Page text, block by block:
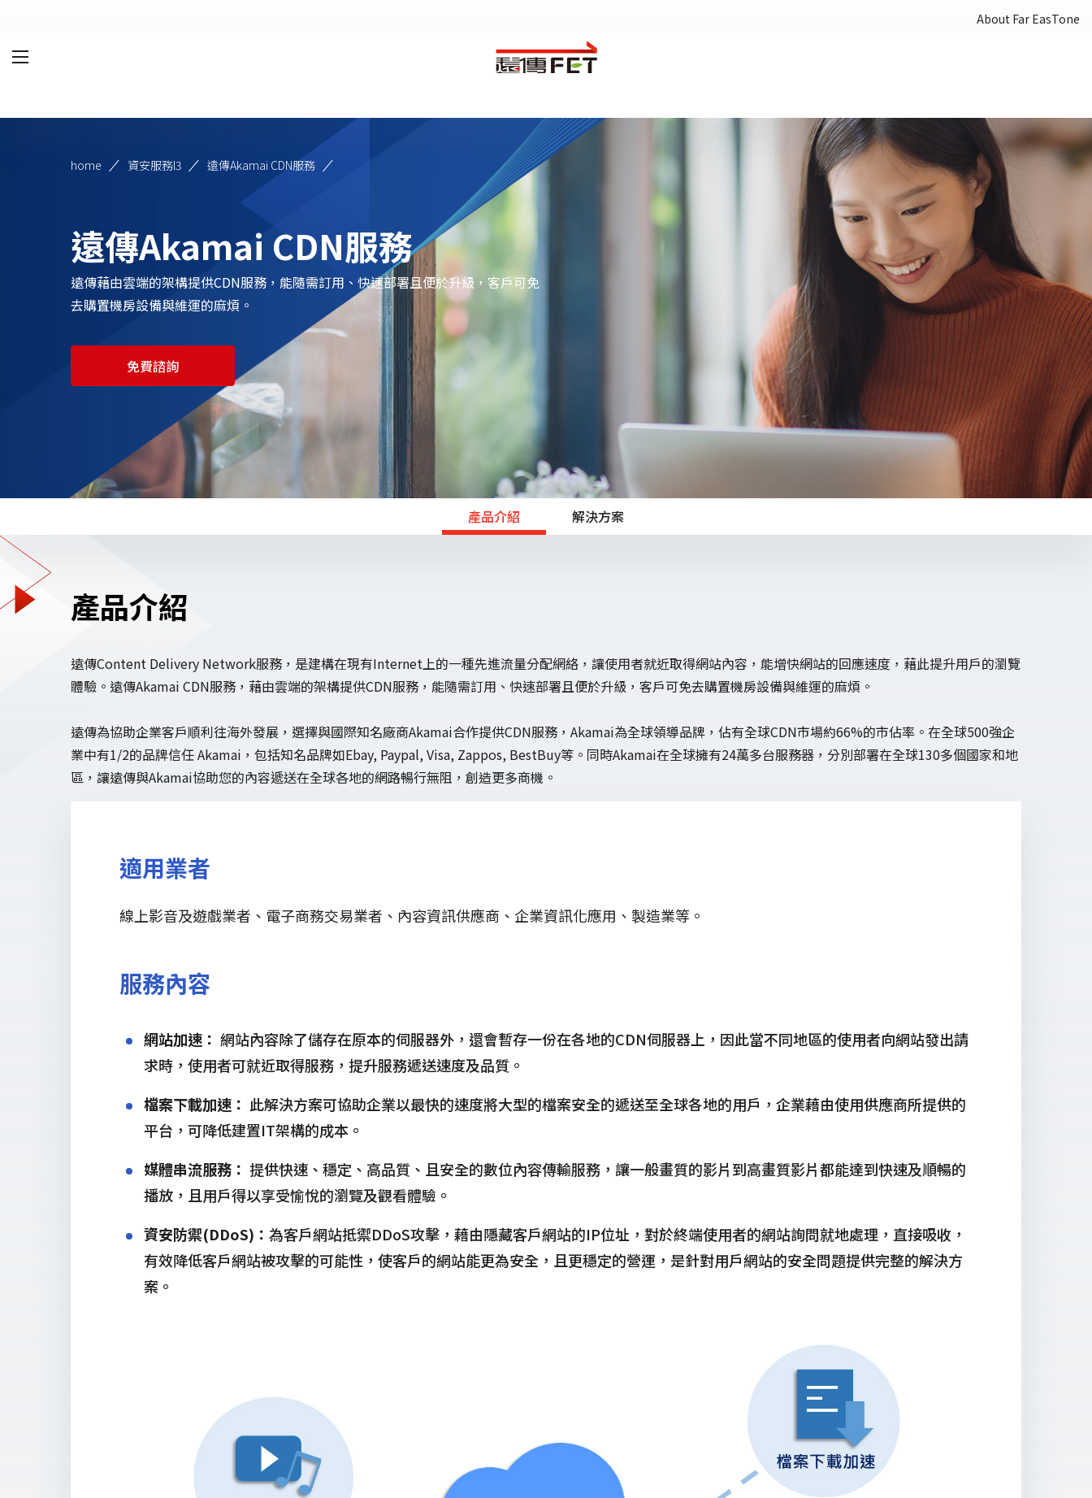
About Far EasTone
Product and
Mobile Service
Enterprise MVPN
Enterprise WVPN
Data Pool Sharing
Enterprise SMS
Messaging Services
Fixed Line
Data-Circuit
Network
Cloud Service
FET AWS
FET Cloud Computing
IOT
Connected Scooter
Smart Buildings
Smart Street Lights
Energy Management
Smart Parking
Asset Tracking
Health +
Security Service
Penetration Test
Vulnerability Assessment
Security Service
遠傳Akamai CDN服務
遠傳藉由雲端的架構提供CDN服務，能隨需訂用、快速部署且便於升級，客戶可免
去購置機房設備與維運的麻煩。
免費諮詢
產品介紹 解決方案
home 資安服務l3 遠傳Akamai CDN服務
產品介紹
遠傳Content Delivery Network服務，是建構在現有Internet上的一種先進流量分配網絡，讓使用者就近取得網站內容，能增快網站的回應速度，藉此提升用戶的瀏覽
體驗。遠傳Akamai CDN服務，藉由雲端的架構提供CDN服務，能隨需訂用、快速部署且便於升級，客戶可免去購置機房設備與維運的麻煩。
遠傳為協助企業客戶順利往海外發展，選擇與國際知名廠商Akamai合作提供CDN服務，Akamai為全球領導品牌，佔有全球CDN市場約66%的市佔率。在全球500強企
業中有1/2的品牌信任 Akamai，包括知名品牌如Ebay, Paypal, Visa, Zappos, BestBuy等。同時Akamai在全球擁有24萬多台服務器，分別部署在全球130多個國家和地
區，讓遠傳與Akamai協助您的內容遞送在全球各地的網路暢行無阻，創造更多商機。
適用業者
線上影音及遊戲業者、電子商務交易業者、內容資訊供應商、企業資訊化應用、製造業等。
服務內容
網站加速： 網站內容除了儲存在原本的伺服器外，還會暫存一份在各地的CDN伺服器上，因此當不同地區的使用者向網站發出請
求時，使用者可就近取得服務，提升服務遞送速度及品質。
檔案下載加速： 此解決方案可協助企業以最快的速度將大型的檔案安全的遞送至全球各地的用戶，企業藉由使用供應商所提供的
平台，可降低建置IT架構的成本。
媒體串流服務： 提供快速、穩定、高品質、且安全的數位內容傳輸服務，讓一般畫質的影片到高畫質影片都能達到快速及順暢的
播放，且用戶得以享受愉悅的瀏覽及觀看體驗。
資安防禦(DDoS)： 為客戶網站抵禦DDoS攻擊，藉由隱藏客戶網站的IP位址，對於終端使用者的網站詢問就地處理，直接吸收，
有效降低客戶網站被攻擊的可能性，使客戶的網站能更為安全，且更穩定的營運，是針對用戶網站的安全問題提供完整的解決方
案。